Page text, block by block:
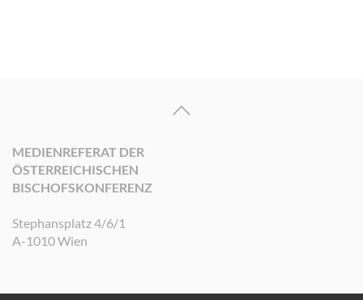
MEDIENREFERAT DER
ÖSTERREICHISCHEN
BISCHOFSKONFERENZ
Stephansplatz 4/6/1
A-1010 Wien